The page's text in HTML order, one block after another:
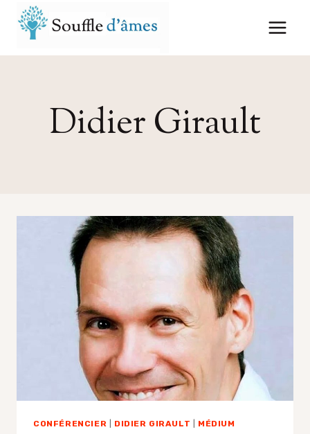
Aller
Didier Girault
CONFÉRENCIER DIDIER GIRAULT MÉDIUM